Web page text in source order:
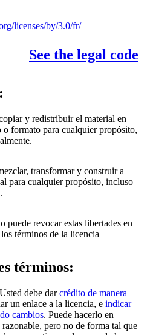
licenses/by/3.0/fr/
See the legal code
y redistribuir el material en
o formato para cualquier propósito,
transformar y construir a
para cualquier propósito, incluso
puede revocar estas libertades en
términos de la licencia
términos:
debe darcrédito de manera
un enlace a la licencia, e indicar
cambios. Puede hacerlo en
pero no de forma tal que